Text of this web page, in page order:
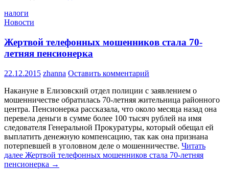
налоги
Новости
Жертвой телефонных мошенников стала 70-
летняя пенсионерка
22.12.2015 zhanna Оставить комментарий
Накануне в Елизовский отдел полиции с заявлением о
мошенничестве обратилась 70-летняя жительница районного
центра. Пенсионерка рассказала, что около месяца назад она
перевела деньги в сумме более 100 тысяч рублей на имя
следователя Генеральной Прокуратуры, который обещал ей
выплатить денежную компенсацию, так как она признана
потерпевшей в уголовном деле о мошенничестве. Читать
далее Жертвой телефонных мошенников стала 70-летняя
пенсионерка →